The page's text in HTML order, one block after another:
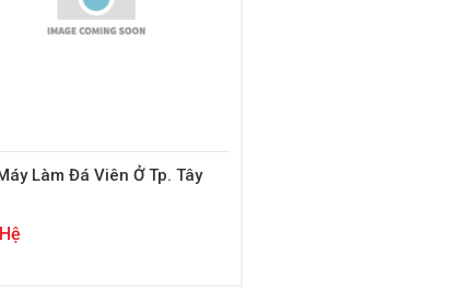
Làm Đá Viên Ở Tp. Tây